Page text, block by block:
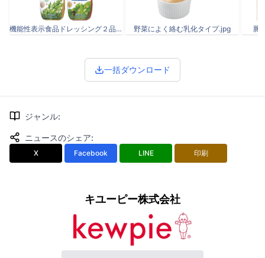
機能性表示食品ドレッシング２品.jpg 野菜によく絡む乳化タイプ.jpg 豚
一括ダウンロード
ジャンル:
ニュースのシェア:
X Facebook LINE 印刷
キユーピー株式会社